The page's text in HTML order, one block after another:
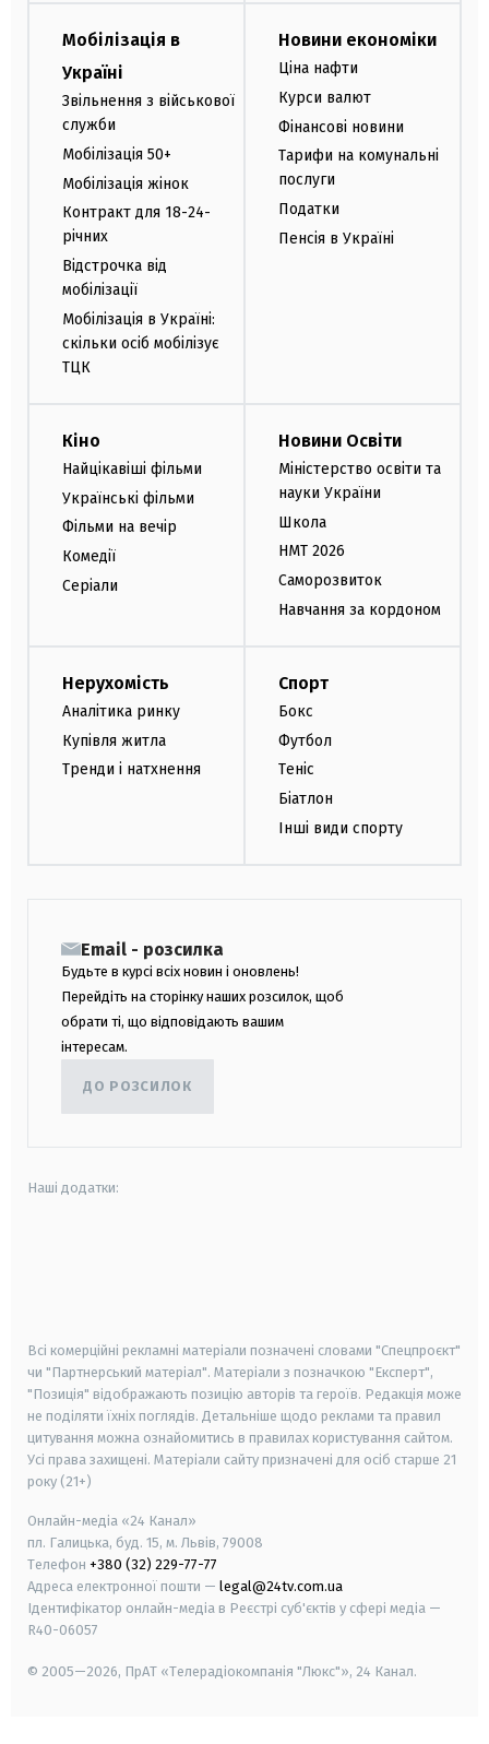
Мобілізація в
Україні
Звільнення з військової
служби
Мобілізація 50+
Мобілізація жінок
Контракт для 18-24-
річних
Відстрочка від
мобілізації
Мобілізація в Україні:
скільки осіб мобілізує
ТЦК
Новини економіки
Ціна нафти
Курси валют
Фінансові новини
Тарифи на комунальні
послуги
Податки
Пенсія в Україні
Кіно
Найцікавіші фільми
Українські фільми
Фільми на вечір
Комедії
Серіали
Новини Освіти
Міністерство освіти та
науки України
Школа
НМТ 2026
Саморозвиток
Навчання за кордоном
Нерухомість
Аналітика ринку
Купівля житла
Тренди і натхнення
Спорт
Бокс
Футбол
Теніс
Біатлон
Інші види спорту
Email - розсилка
Будьте в курсі всіх новин і оновлень!
Перейдіть на сторінку наших розсилок, щоб
обрати ті, що відповідають вашим
інтересам.
ДО РОЗСИЛОК
Наші додатки:
Всі комерційні рекламні матеріали позначені словами "Спецпроєкт"
чи "Партнерський матеріал". Матеріали з позначкою "Експерт",
"Позиція" відображають позицію авторів та героїв. Редакція може
не поділяти їхніх поглядів. Детальніше щодо реклами та правил
цитування можна ознайомитись в правилах користування сайтом.
Усі права захищені. Матеріали сайту призначені для осіб старше 21
року (21+)
Онлайн-медіа «24 Канал»
пл. Галицька, буд. 15, м. Львів, 79008
Телефон +380 (32) 229-77-77
Адреса електронної пошти — legal@24tv.com.ua
Ідентифікатор онлайн-медіа в Реєстрі суб'єктів у сфері медіа —
R40-06057
© 2005—2026, ПрАТ «Телерадіокомпанія "Люкс"», 24 Канал.